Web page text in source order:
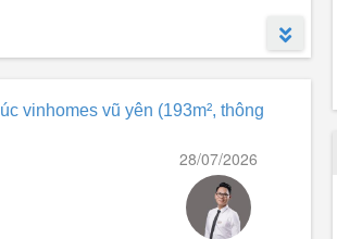
vinhomes vũ yên (193m², thông
28/07/2026